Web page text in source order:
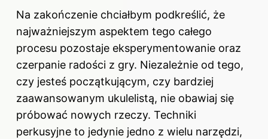
Na zakończenie chciałbym podkreślić, że
najważniejszym aspektem tego całego
procesu pozostaje eksperymentowanie oraz
czerpanie radości z gry. Niezależnie od tego,
czy jesteś początkującym, czy bardziej
zaawansowanym ukulelistą, nie obawiaj się
próbować nowych rzeczy. Techniki
perkusyjne to jedynie jedno z wielu narzędzi,